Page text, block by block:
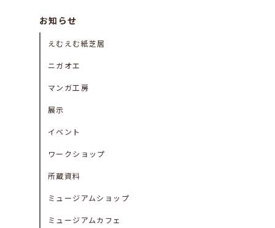
お知らせ
えむえむ紙芝居
ニガオエ
マンガ工房
展示
イベント
ワークショップ
所蔵資料
ミュージアムショップ
ミュージアムカフェ